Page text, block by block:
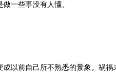
一些事没有人懂。
以前自己所不熟悉的景象。祸福